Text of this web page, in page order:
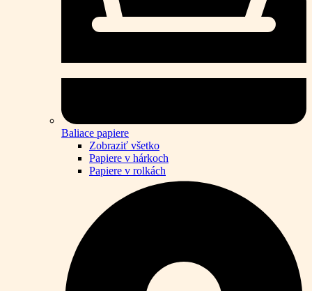
Baliace papiere
Zobraziť všetko
Papiere v hárkoch
Papiere v rolkách